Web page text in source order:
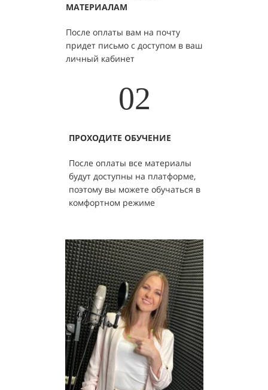
МАТЕРИАЛАМ
После оплаты вам на почту
придет письмо с доступом в ваш
личный кабинет
ПРОХОДИТЕ ОБУЧЕНИЕ
После оплаты все материалы
будут доступны на платформе,
поэтому вы можете обучаться в
комфортном режиме
02